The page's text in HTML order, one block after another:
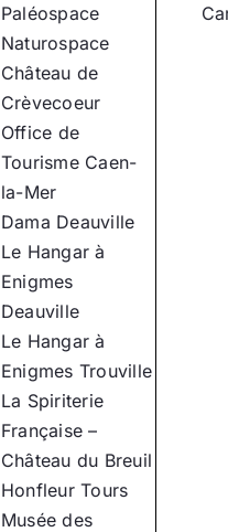
Paléospace
Naturospace
Château de
Crèvecoeur
Office de
Tourisme Caen-
la-Mer
Dama Deauville
Le Hangar à
Enigmes
Deauville
Le Hangar à
Enigmes Trouville
La Spiriterie
Française –
Château du Breuil
Honfleur Tours
Musée des